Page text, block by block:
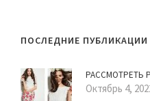
ПОСЛЕДНИЕ ПУБЛИКАЦИИ
РАССМОТРЕТЬ
Октябрь 4,